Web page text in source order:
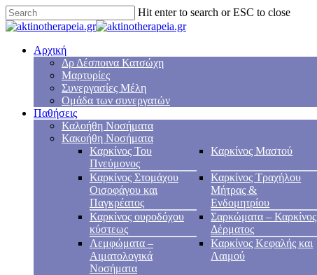
Hit enter to search or ESC to close
Αρχική
Δρ Δέσποινα Κατσώχη
Μαρτυρίες
Συνεργασίες Μέλη
Ομάδα των συνεργατών
Παθήσεις
Καλοήθη Νοσήματα
Κακοήθη Νοσήματα
Καρκίνος Του
Πνεύμονος
Καρκίνος Μαστού
Καρκίνος Στομάχου
Οισοφάγου και
Παγκρέατος
Καρκίνος Τραχήλου
Μήτρας &
Ενδομητρίου
Καρκίνος ουροδόχου
κύστεως
Σαρκώματα – Καρκίνος
Δέρματος
Λεμφώματα –
Αιματολογικά
Νοσήματα
Καρκίνος Κεφαλής και
Λαιμού